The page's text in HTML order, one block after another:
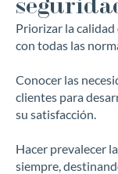
Priorizar la
con todas las
Conocer las
clientes para
su satisfacción.
Hacer prevalecer
siempre,